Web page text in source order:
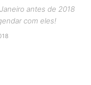
antes de 2018
com eles!